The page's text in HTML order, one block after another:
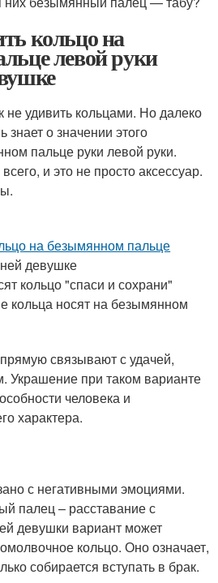
кольцо на
левой руки
удивить кольцами. Но далеко
о значении этого
пальце руки левой руки.
и это не просто аксессуар.
на безымянном пальце
девушке
кольцо "спаси и сохрани"
кольца носят на безымянном
связывают с удачей,
Украшение при таком варианте
человека и
характера.
с негативными эмоциями.
палец – расставание с
девушки вариант может
кольцо. Оно означает,
собирается вступать в брак.